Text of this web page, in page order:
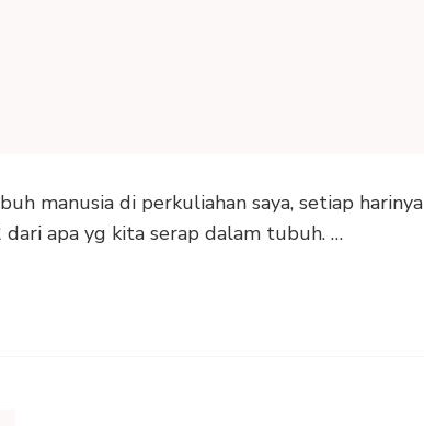
manusia di perkuliahan saya, setiap harinya
apa yg kita serap dalam tubuh. …